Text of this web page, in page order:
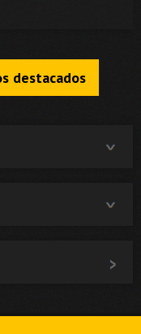
destacados